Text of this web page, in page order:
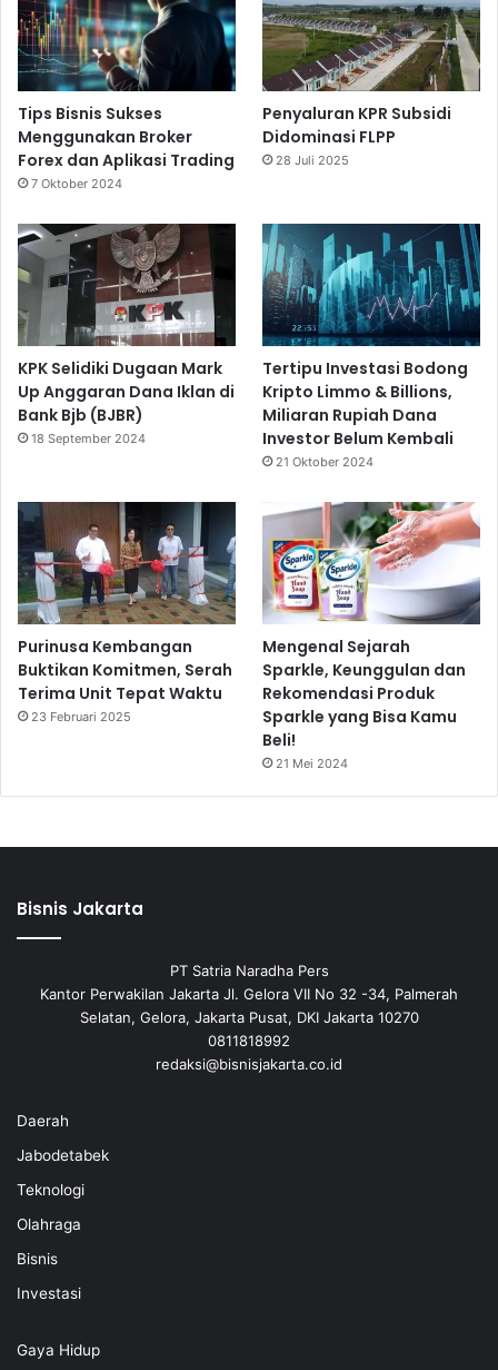
Tips Bisnis Sukses
Menggunakan Broker
Forex dan Aplikasi Trading
7 Oktober 2024
Penyaluran KPR Subsidi
Didominasi FLPP
28 Juli 2025
KPK Selidiki Dugaan Mark
Up Anggaran Dana Iklan di
Bank Bjb (BJBR)
18 September 2024
Tertipu Investasi Bodong
Kripto Limmo & Billions,
Miliaran Rupiah Dana
Investor Belum Kembali
21 Oktober 2024
Purinusa Kembangan
Buktikan Komitmen, Serah
Terima Unit Tepat Waktu
23 Februari 2025
Mengenal Sejarah
Sparkle, Keunggulan dan
Rekomendasi Produk
Sparkle yang Bisa Kamu
Beli!
21 Mei 2024
Bisnis Jakarta
PT Satria Naradha Pers
Kantor Perwakilan Jakarta Jl. Gelora VII No 32 -34, Palmerah
Selatan, Gelora, Jakarta Pusat, DKI Jakarta 10270
0811818992
redaksi@bisnisjakarta.co.id
Daerah
Jabodetabek
Teknologi
Olahraga
Bisnis
Investasi
Gaya Hidup